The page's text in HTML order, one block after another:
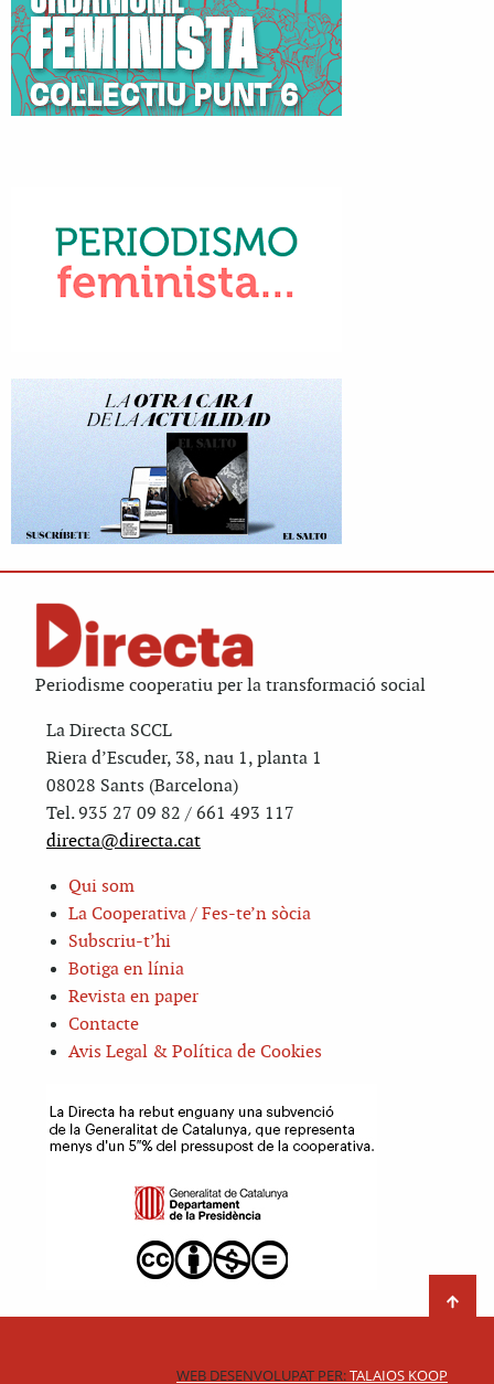
Periodisme cooperatiu per la transformació social
La Directa SCCL
Riera d’Escuder, 38, nau 1, planta 1
08028 Sants (Barcelona)
Tel. 935 27 09 82 / 661 493 117
directa@directa.cat
Qui som
La Cooperativa / Fes-te’n sòcia
Subscriu-t’hi
Botiga en línia
Revista en paper
Contacte
Avis Legal & Política de Cookies
WEB DESENVOLUPAT PER:TALAIOS KOOP